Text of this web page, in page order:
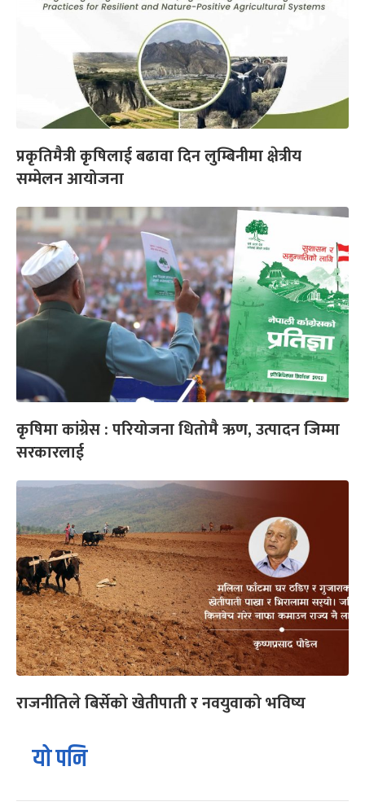
प्रकृतिमैत्री कृषिलाई बढावा दिन लुम्बिनीमा क्षेत्रीय
सम्मेलन आयोजना
कृषिमा कांग्रेस : परियोजना धितोमै ऋण, उत्पादन जिम्मा
सरकारलाई
राजनीतिले बिर्सेको खेतीपाती र नवयुवाको भविष्य
यो पनि